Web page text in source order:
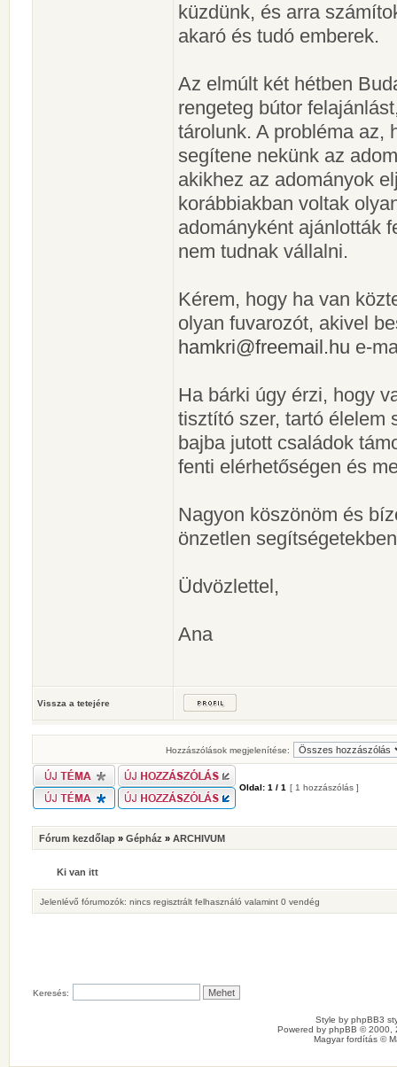
küzdünk, és arra
akaró és tudó emberek.
Az elmúlt két hétben
rengeteg bútor
tárolunk. A probléma az,
segítene nekünk az
akikhez az adományok
korábbiakban voltak
adományként ajánlották
nem tudnak vállalni.
Kérem, hogy ha van
olyan fuvarozót, akivel
hamkri@freemail.hu e-
Ha bárki úgy érzi, hogy
tisztító szer, tartó élelem
bajba jutott családok
fenti elérhetőségen és
Nagyon köszönöm és
önzetlen
Üdvözlettel,
Ana
Vissza a tetejére
Hozzászólások megjelenítése:
Oldal: 1 / 1 [ 1 hozzászólás ]
Fórum kezdőlap » Gépház » ARCHIVUM
Ki van itt
Jelenlévő fórumozók: nincs regisztrált felhasználó valamint 0 vendég
Keresés:
Style by phpBB3
Powered by phpBB © 2000,
Magyar fordítás ©